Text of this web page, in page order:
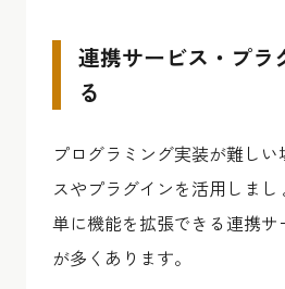
連携サービス・プラ
る
プログラミング実装が難し
スやプラグインを活用しま
単に機能を拡張できる連携
が多くあります。